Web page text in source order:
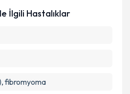
İlgili Hastalıklar
fibromyoma